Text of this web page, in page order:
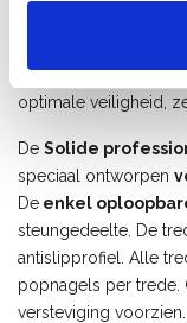
onder de eerste
verstevigingen. Dit
optimale veiligheid,
De Solide
speciaal ontworpen
De enkel
steungedeelte. De
antislipprofiel. Alle
popnagels per trede.
versteviging voorzien.